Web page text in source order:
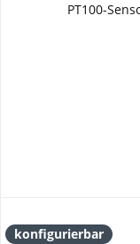
PT100-
konfigurierbar